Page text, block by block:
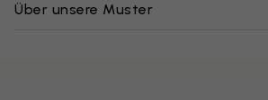
Über unsere Muster